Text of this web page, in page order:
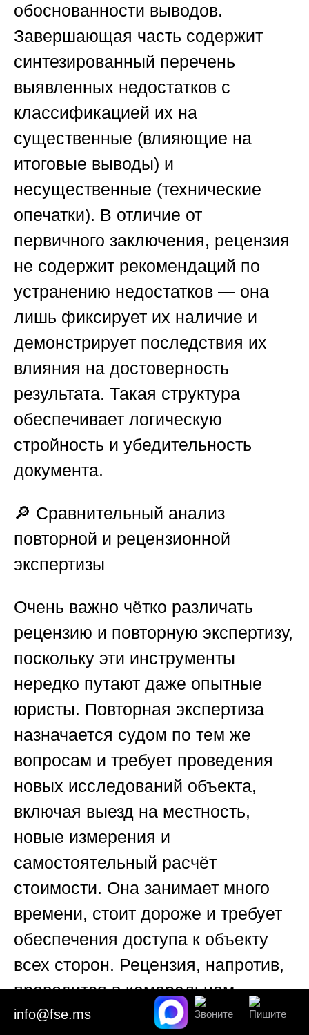
обоснованности выводов.
Завершающая часть содержит
синтезированный перечень
выявленных недостатков с
классификацией их на
существенные (влияющие на
итоговые выводы) и
несущественные (технические
опечатки). В отличие от
первичного заключения, рецензия
не содержит рекомендаций по
устранению недостатков — она
лишь фиксирует их наличие и
демонстрирует последствия их
влияния на достоверность
результата. Такая структура
обеспечивает логическую
стройность и убедительность
документа.
🔎 Сравнительный анализ
повторной и рецензионной
экспертизы
Очень важно чётко различать
рецензию и повторную экспертизу,
поскольку эти инструменты
нередко путают даже опытные
юристы. Повторная экспертиза
назначается судом по тем же
вопросам и требует проведения
новых исследований объекта,
включая выезд на местность,
новые измерения и
самостоятельный расчёт
стоимости. Она занимает много
времени, стоит дороже и требует
обеспечения доступа к объекту
всех сторон. Рецензия, напротив,
проводится в камеральном
формате на основании уже
info@fse.ms